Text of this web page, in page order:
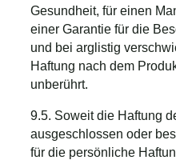
Gesundheit, für einen
einer Garantie für die
und bei arglistig
Haftung nach dem
unberührt.
9.5. Soweit die Haftung
ausgeschlossen oder
für die persönliche